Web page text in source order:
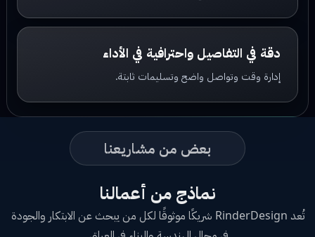
دقة في التفاصيل واحترافية في الأداء
إدارة وقت وتواصل واضح وتسليمات ثابتة.
بعض من مشاريعنا
نماذج من أعمالنا
تُعد RinderDesign شريكًا موثوقًا لكل من يبحث عن الابتكار والجودة